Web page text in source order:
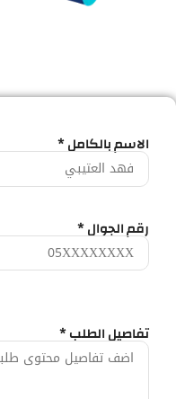
الاسم بالكامل *
رقم الجوال *
تفاصيل الطلب *